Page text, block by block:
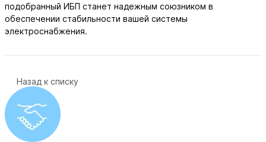
подобранный ИБП станет надежным союзником в
обеспечении стабильности вашей системы
электроснабжения.
Назад к списку